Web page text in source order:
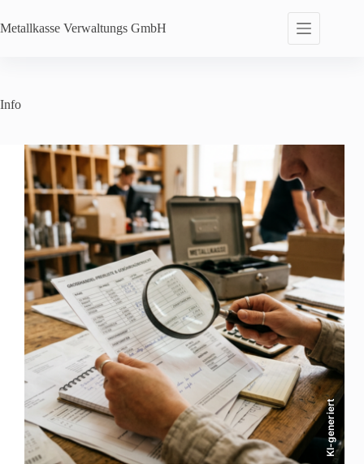
Inhalt
springen
Metallkasse Verwaltungs GmbH
Info
KI-generiert